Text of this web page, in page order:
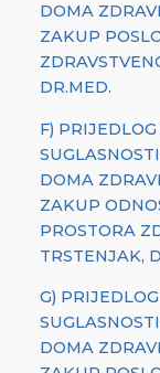
DOMA
ZAKUP
DR.MED.
F)
DOMA
ZAKUP
PROSTORA
TRSTENJAK,
G)
DOMA